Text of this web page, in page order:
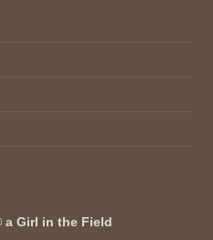
a Girl in the Field